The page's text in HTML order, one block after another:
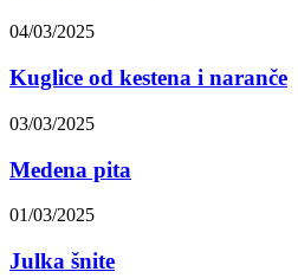
04/03/2025
Kuglice od kestena i naranče
03/03/2025
Medena pita
01/03/2025
Julka šnite